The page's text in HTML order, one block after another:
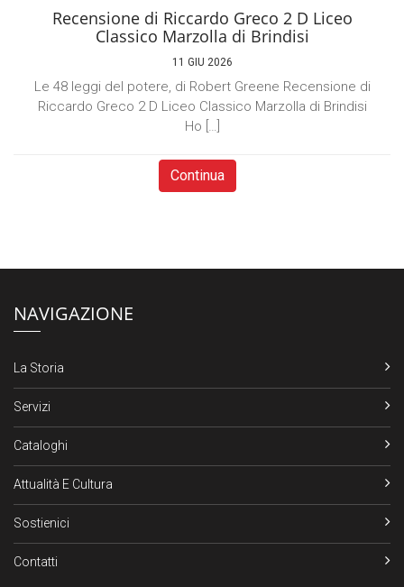
Recensione di Riccardo Greco 2 D Liceo
Classico Marzolla di Brindisi
11 GIU 2026
Le 48 leggi del potere, di Robert Greene Recensione di
Riccardo Greco 2 D Liceo Classico Marzolla di Brindisi
Ho […]
Continua
NAVIGAZIONE
La Storia
Servizi
Cataloghi
Attualità E Cultura
Sostienici
Contatti